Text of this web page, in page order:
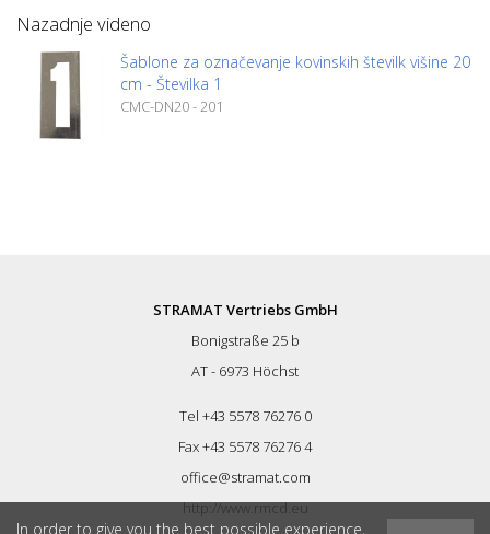
Nazadnje videno
Šablone za označevanje kovinskih številk višine 20
cm - Številka 1
CMC-DN20 - 201
STRAMAT Vertriebs GmbH
Bonigstraße 25 b
AT - 6973 Höchst
Tel +43 5578 76276 0
Fax +43 5578 76276 4
office@stramat.com
http://www.rmcd.eu
In order to give you the best possible experience,